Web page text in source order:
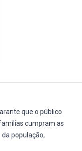
que o público
cumpram as
população,